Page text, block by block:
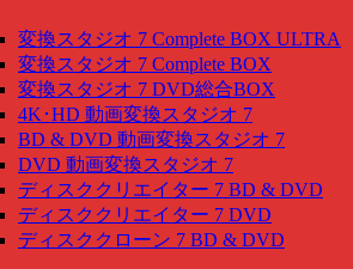
変換スタジオ 7 Complete BOX ULTRA
変換スタジオ 7 Complete BOX
変換スタジオ 7 DVD総合BOX
4K･HD 動画変換スタジオ 7
BD & DVD 動画変換スタジオ 7
DVD 動画変換スタジオ 7
ディスククリエイター 7 BD & DVD
ディスククリエイター 7 DVD
ディスククローン 7 BD & DVD